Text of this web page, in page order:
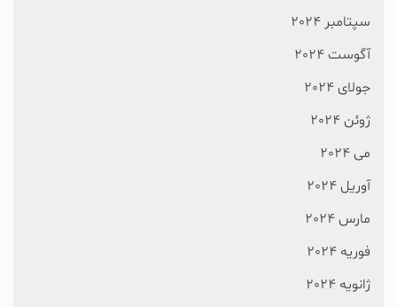
سپتامبر 2024
آگوست 2024
جولای 2024
ژوئن 2024
می 2024
آوریل 2024
مارس 2024
فوریه 2024
ژانویه 2024